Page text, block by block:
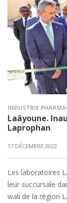
INDUSTRIE
Laâyoune.
Laprophan
17 DÉCEMBRE 2022
Les laboratoires
leur succursale
wali de la région